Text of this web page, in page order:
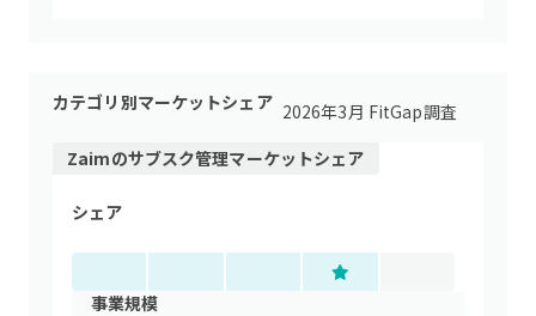
カテゴリ別マーケットシェア 2026年3月 FitGap調査
Zaimのサブスク管理マーケットシェア
シェア
事業規模